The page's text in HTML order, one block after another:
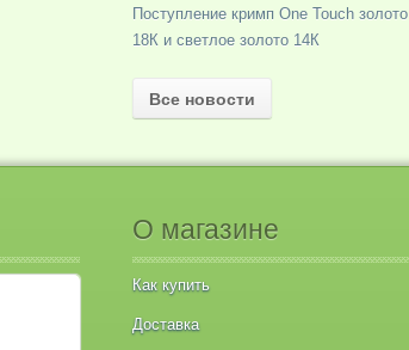
Поступление кримп One Touch золото
18К и светлое золото 14К
Все новости
О магазине
Как купить
Доставка